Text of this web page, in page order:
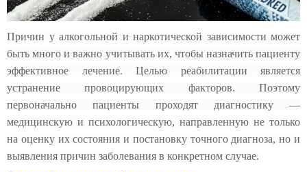
Причин у алкогольной и наркотической зависимости может
быть много и важно учитывать их, чтобы назначить пациенту
эффективное лечение. Целью реабилитации является
устранение провоцирующих факторов. Поэтому
первоначально пациенты проходят диагностику —
медицинскую и психологическую, направленную не только
на оценку их состояния и постановку точного диагноза, но и
выявления причин заболевания в конкретном случае.